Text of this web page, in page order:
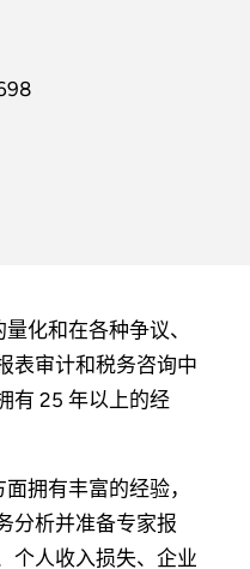
化和在各种争议、
表审计和税务咨询中
有 25 年以上的经
拥有丰富的经验，
分析并准备专家报
个人收入损失、企业